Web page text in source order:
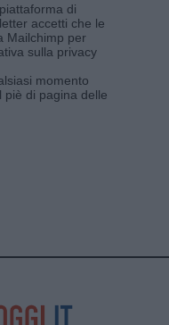
di
accetti che le
Mailchimp per
sulla privacy
momento
piè di pagina delle